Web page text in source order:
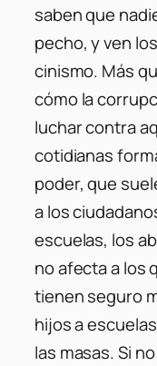
saben que
pecho, y ven
cinismo. Más
cómo la
luchar contra
cotidianas
poder, que
a los
escuelas, los
no afecta a los
tienen seguro
hijos a
las masas. Si